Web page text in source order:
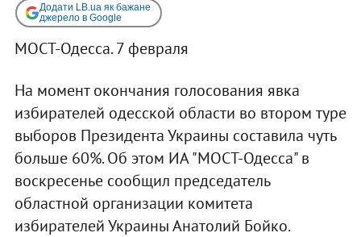
Додати LB.ua як бажане
джерело в Google
МОСТ-Одесса. 7 февраля
На момент окончания голосования явка
избирателей одесской области во втором туре
выборов Президента Украины составила чуть
больше 60%. Об этом ИА "МОСТ-Одесса" в
воскресенье сообщил председатель
областной организации комитета
избирателей Украины Анатолий Бойко.